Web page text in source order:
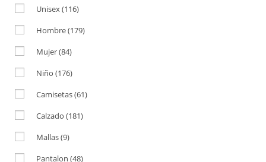
Unisex (116)
Hombre(179)
Mujer(84)
Niño (176)
Camisetas(61)
Calzado (181)
Mallas(9)
Pantalon (48)